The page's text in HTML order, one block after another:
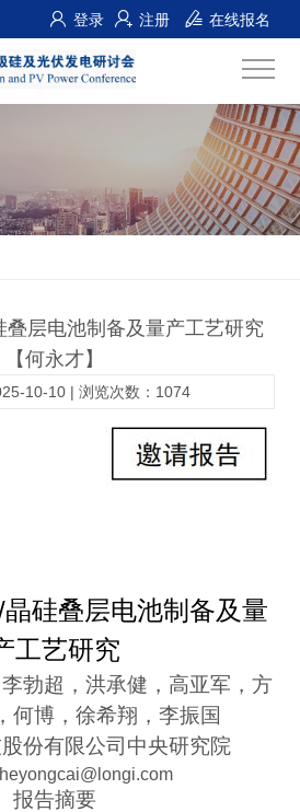
登录 注册 在线报名
叠层电池制备及量产工艺研究
【何永才】
10-10 | 浏览次数：1074
晶硅叠层电池制备及量
工艺研究
勃超，洪承健，高亚军，方
何博， 徐希翔，李振国
份有限公司中央研究院
报告摘要